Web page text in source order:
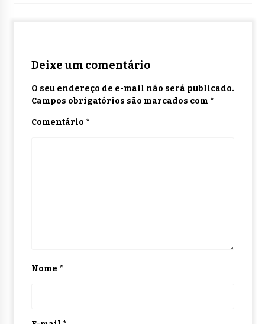
Deixe um comentário
O seu endereço de e-mail não será publicado.
Campos obrigatórios são marcados com *
Comentário *
Nome *